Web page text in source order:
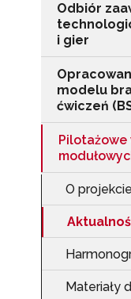
Odbiór
i gier
modelu
ćwiczeń
Pilotażowe
O projekcie
Materiały